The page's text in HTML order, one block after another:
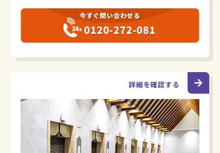
今すぐ問い合わせる
0120-272-081
詳細を確認する